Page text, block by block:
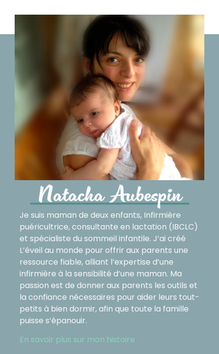
Natacha Aubespin
Je suis maman de deux enfants, Infirmière
puéricultrice, consultante en lactation (IBCLC)
et spécialiste du sommeil infantile. J’ai créé
L’éveil au monde pour offrir aux parents une
ressource fiable, alliant l’expertise d’une
infirmière à la sensibilité d’une maman. Ma
passion est de donner aux parents les outils et
la confiance nécessaires pour aider leurs tout-
petits à bien dormir, afin que toute la famille
puisse s’épanouir.
En savoir plus sur mon histoire